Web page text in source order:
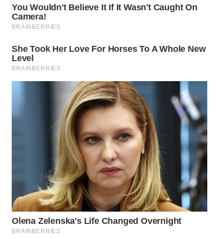
WN
PRIANGAN
TIMUR
WN
SEMARANG
MADURA
WN
SURABAYA
WN